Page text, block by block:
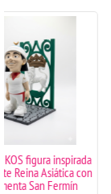
en Gigante